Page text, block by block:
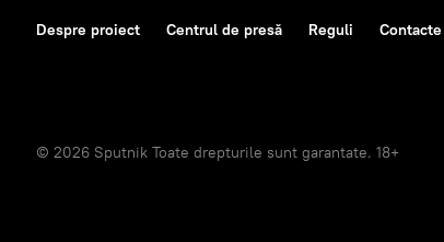
Despre proiect Centrul de presă Reguli Contacte
© 2026 Sputnik Toate drepturile sunt garantate. 18+